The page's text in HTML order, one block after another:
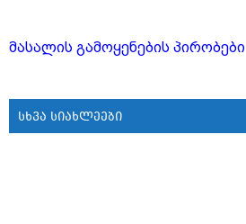
მასალის გამოყენების პირობები
სხვა სიახლეები